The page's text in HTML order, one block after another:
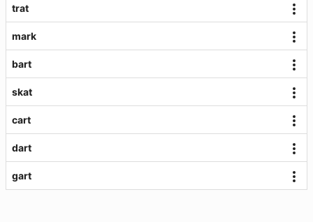
trat
mark
bart
skat
cart
dart
gart